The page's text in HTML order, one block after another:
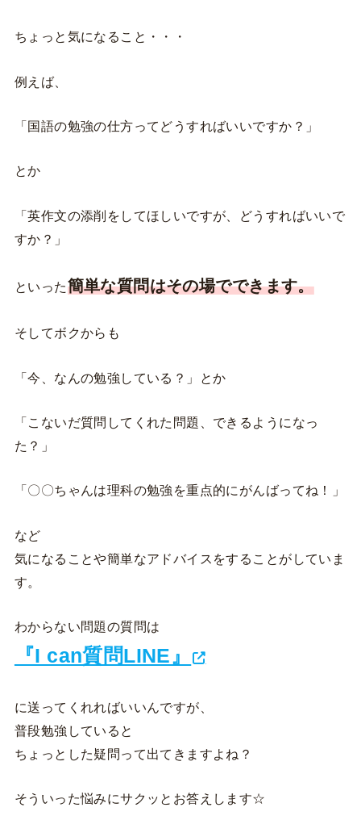
ちょっと気になること・・・
例えば、
「国語の勉強の仕方ってどうすればいいですか？」
とか
「英作文の添削をしてほしいですが、どうすればいいで
すか？」
といった簡単な質問はその場でできます。
そしてボクからも
「今、なんの勉強している？」とか
「こないだ質問してくれた問題、できるようになっ
た？」
「〇〇ちゃんは理科の勉強を重点的にがんばってね！」
など
気になることや簡単なアドバイスをすることがしていま
す。
わからない問題の質問は
『I can質問LINE』
に送ってくれればいいんですが、
普段勉強していると
ちょっとした疑問って出てきますよね？
そういった悩みにサクッとお答えします☆